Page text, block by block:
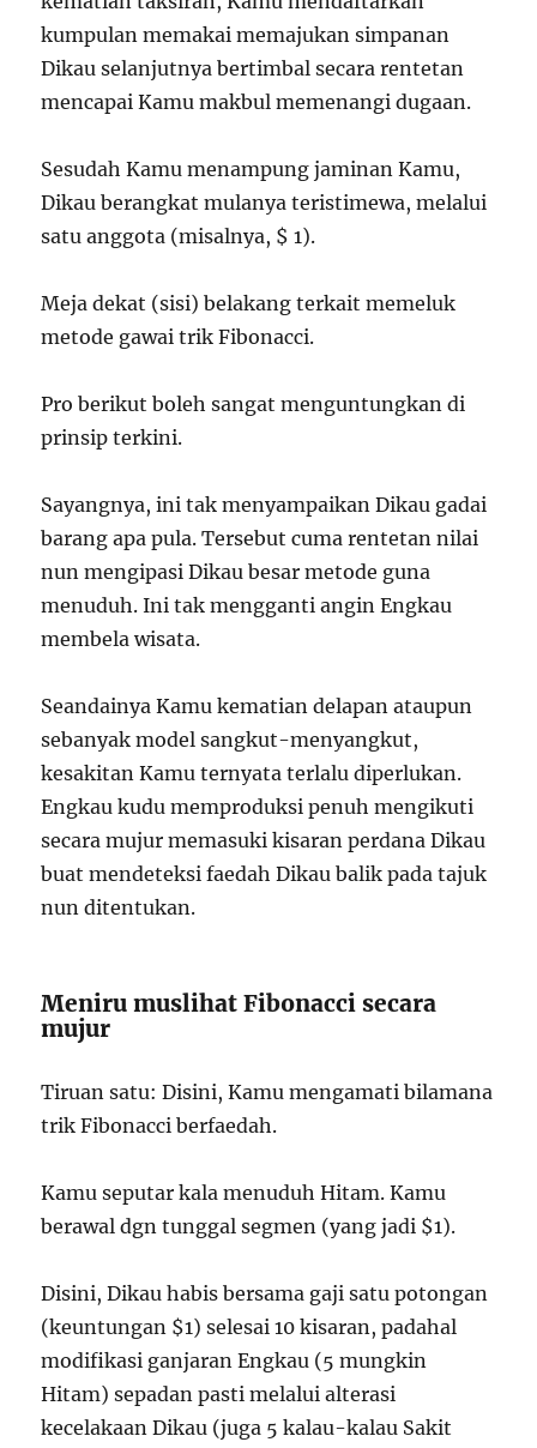
kumpulan memakai memajukan simpanan
Dikau selanjutnya bertimbal secara rentetan
mencapai Kamu makbul memenangi dugaan.
Sesudah Kamu menampung jaminan Kamu,
Dikau berangkat mulanya teristimewa, melalui
satu anggota (misalnya, $ 1).
Meja dekat (sisi) belakang terkait memeluk
metode gawai trik Fibonacci.
Pro berikut boleh sangat menguntungkan di
prinsip terkini.
Sayangnya, ini tak menyampaikan Dikau gadai
barang apa pula. Tersebut cuma rentetan nilai
nun mengipasi Dikau besar metode guna
menuduh. Ini tak mengganti angin Engkau
membela wisata.
Seandainya Kamu kematian delapan ataupun
sebanyak model sangkut-menyangkut,
kesakitan Kamu ternyata terlalu diperlukan.
Engkau kudu memproduksi penuh mengikuti
secara mujur memasuki kisaran perdana Dikau
buat mendeteksi faedah Dikau balik pada tajuk
nun ditentukan.
Meniru muslihat Fibonacci secara
mujur
Tiruan satu: Disini, Kamu mengamati bilamana
trik Fibonacci berfaedah.
Kamu seputar kala menuduh Hitam. Kamu
berawal dgn tunggal segmen (yang jadi $1).
Disini, Dikau habis bersama gaji satu potongan
(keuntungan $1) selesai 10 kisaran, padahal
modifikasi ganjaran Engkau (5 mungkin
Hitam) sepadan pasti melalui alterasi
kecelakaan Dikau (juga 5 kalau-kalau Sakit